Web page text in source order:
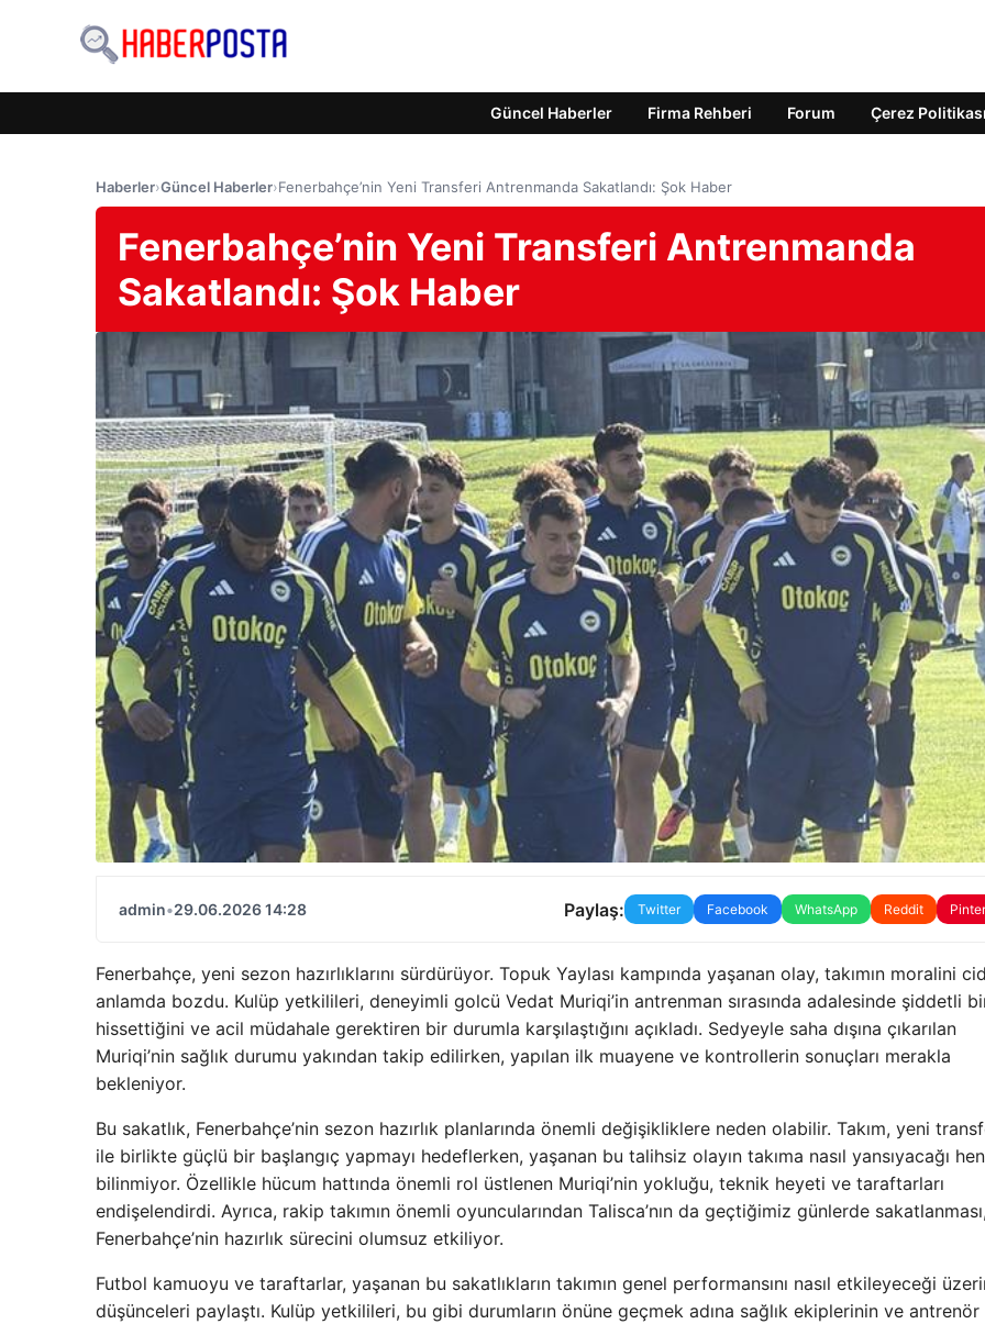
Güncel Haberler Firma Rehberi Forum Çerez Politikası
Haberler›Güncel Haberler›Fenerbahçe’nin Yeni Transferi Antrenmanda Sakatlandı: Şok Haber
Fenerbahçe’nin Yeni Transferi Antrenmanda
Sakatlandı: Şok Haber
admin•29.06.2026 14:28 Paylaş: Twitter Facebook WhatsApp Reddit
Fenerbahçe, yeni sezon hazırlıklarını sürdürüyor. Topuk Yaylası kampında yaşanan olay, takımın moralini
anlamda bozdu. Kulüp yetkilileri, deneyimli golcü Vedat Muriqi’in antrenman sırasında adalesinde şiddetli
hissettiğini ve acil müdahale gerektiren bir durumla karşılaştığını açıkladı. Sedyeyle saha dışına çıkarılan
Muriqi’nin sağlık durumu yakından takip edilirken, yapılan ilk muayene ve kontrollerin sonuçları merakla
bekleniyor.
Bu sakatlık, Fenerbahçe’nin sezon hazırlık planlarında önemli değişikliklere neden olabilir. Takım, yeni
ile birlikte güçlü bir başlangıç yapmayı hedeflerken, yaşanan bu talihsiz olayın takıma nasıl yansıyacağı
bilinmiyor. Özellikle hücum hattında önemli rol üstlenen Muriqi’nin yokluğu, teknik heyeti ve taraftarları
endişelendirdi. Ayrıca, rakip takımın önemli oyuncularından Talisca’nın da geçtiğimiz günlerde sakatlanması,
Fenerbahçe’nin hazırlık sürecini olumsuz etkiliyor.
Futbol kamuoyu ve taraftarlar, yaşanan bu sakatlıkların takımın genel performansını nasıl etkileyeceği
düşünceleri paylaştı. Kulüp yetkilileri, bu gibi durumların önüne geçmek adına sağlık ekiplerinin ve antrenör